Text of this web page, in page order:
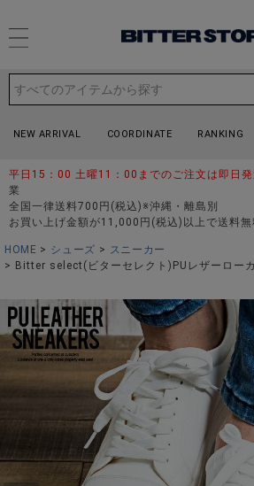
NEW ARRIVAL COORDINATE RANKING
平日15：00 土曜11：00までのご注文は即日
業
全国一律送料700円(税込)※沖縄・離島別
お買い上げ金額が11,000円(税込)以上で送料無
HOME シューズ
スニーカー
Bitter select(ビターセレクト)PUレザーロー